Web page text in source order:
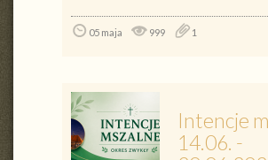
05 maja 999 1
Intencje
14.06. -